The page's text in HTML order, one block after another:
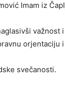
Imam iz
važnost
orjentaciju
svečanosti.